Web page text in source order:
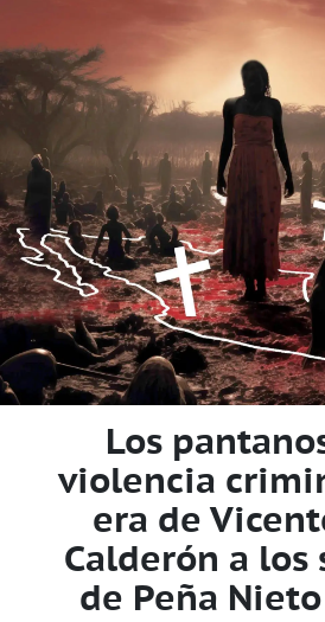
Los
violencia
era de
Calderón a los
de Peña Nieto